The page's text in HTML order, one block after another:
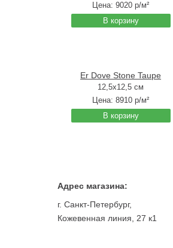
Цена:9020 р/м²
В корзину
Er Dove Stone Taupe
12,5x12,5 см
Цена:8910 р/м²
В корзину
Адрес магазина:
г. Санкт-Петербург,
Кожевенная линия, 27 к1